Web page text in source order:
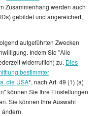
in
beruhen auf
StepStone. Es sind
können nicht
werden.
Zusammenhang werden auch
gebildet und angereichert,
aufgeführten Zwecken
Indem Sie "Alle
widerruflich) zu. Dies
bestimmter
die USA*, nach Art. 49 (1) (a)
können Sie Ihre Einstellungen
Sie können Ihre Auswahl
ändern.